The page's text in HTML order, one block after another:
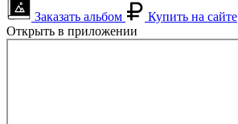
Заказать альбом
Купить на сайте
Открыть в приложении